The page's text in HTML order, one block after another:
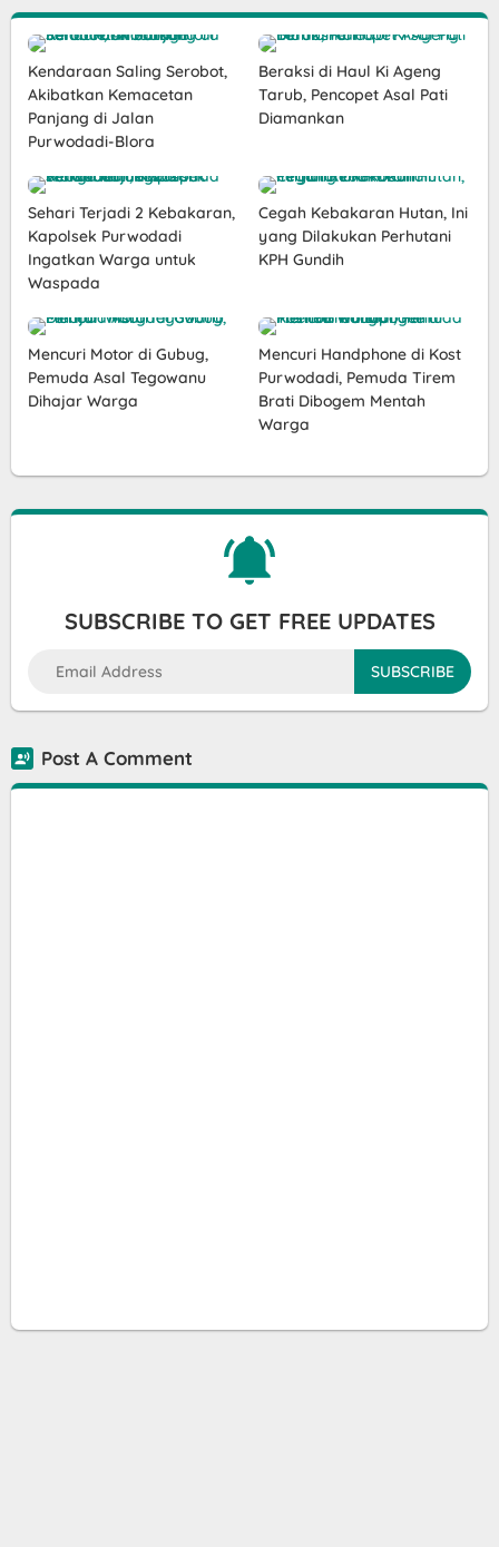
Kendaraan Saling Serobot,
Akibatkan Kemacetan
Panjang di Jalan
Purwodadi-Blora
Beraksi di Haul Ki Ageng
Tarub, Pencopet Asal Pati
Diamankan
Sehari Terjadi 2 Kebakaran,
Kapolsek Purwodadi
Ingatkan Warga untuk
Waspada
Cegah Kebakaran Hutan, Ini
yang Dilakukan Perhutani
KPH Gundih
Mencuri Motor di Gubug,
Pemuda Asal Tegowanu
Dihajar Warga
Mencuri Handphone di Kost
Purwodadi, Pemuda Tirem
Brati Dibogem Mentah
Warga
SUBSCRIBE TO GET FREE UPDATES
Post A Comment